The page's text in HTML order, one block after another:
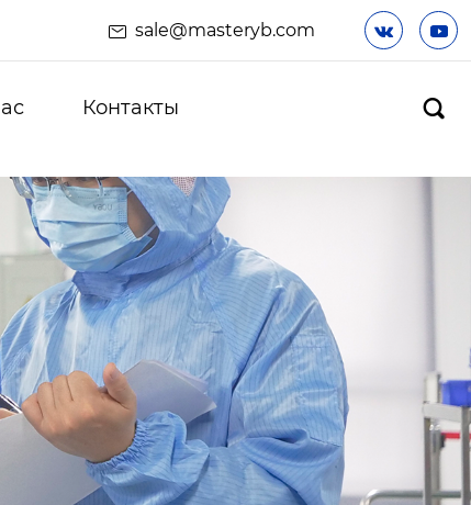
sale@masteryb.com  
Контакты 